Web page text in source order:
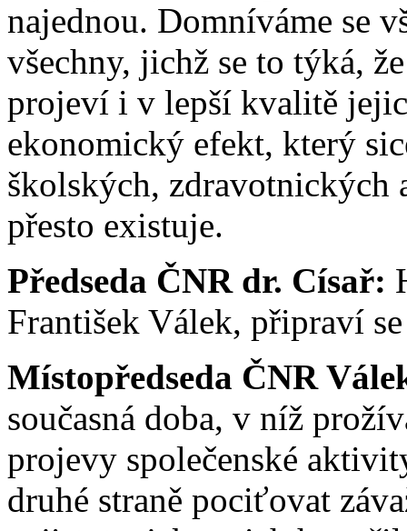
najednou. Domníváme se
všechny, jichž se to týká,
projeví i v lepší kvalitě
ekonomický efekt, který
školských, zdravotnických
přesto existuje.
Předseda ČNR dr. Císař:
František Válek, připraví
Místopředseda ČNR
současná doba, v níž
projevy společenské
druhé straně pociťovat